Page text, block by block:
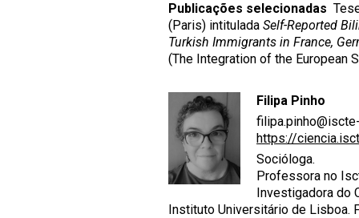
Publicações selecionadas
(Paris) intitulada Self-Reported
Turkish Immigrants in France,
(The Integration of the European
Filipa Pinho
https://
Socióloga.
Professora no
Investigadora do
Instituto Universitário de Lisboa.